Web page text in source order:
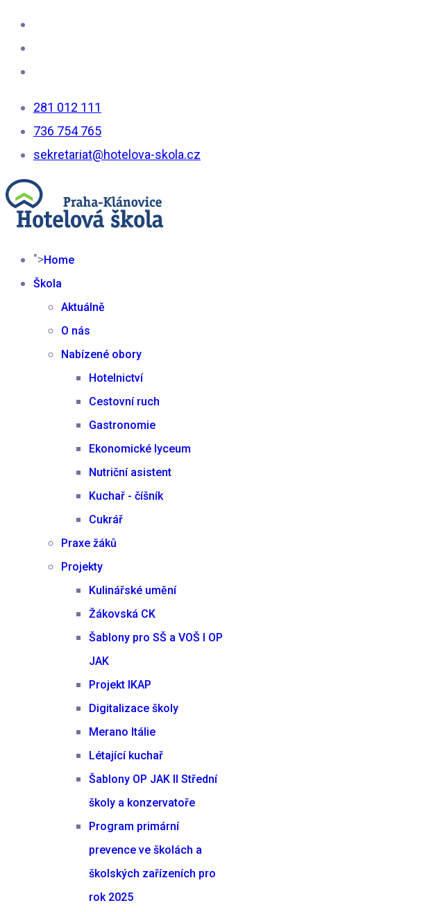
281 012 111
736 754 765
sekretariat@hotelova-skola.cz
">Home
Škola
Aktuálně
O nás
Nabízené obory
Hotelnictví
Cestovní ruch
Gastronomie
Ekonomické lyceum
Nutriční asistent
Kuchař - číšník
Cukrář
Praxe žáků
Projekty
Kulinářské umění
Žákovská CK
Šablony pro SŠ a VOŠ I OP
JAK
Projekt IKAP
Digitalizace školy
Merano Itálie
Létající kuchař
Šablony OP JAK II Střední
školy a konzervatoře
Program primární
prevence ve školách a
školských zařízeních pro
rok 2025